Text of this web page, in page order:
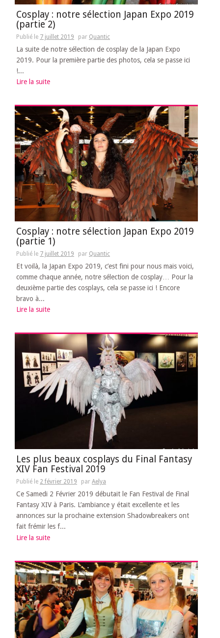
Cosplay : notre sélection Japan Expo 2019
(partie 2)
Publié le 7 juillet 2019 par Quantic
La suite de notre sélection de cosplay de la Japan Expo
2019. Pour la première partie des photos, cela se passe ici
!...
Lire la suite
Cosplay : notre sélection Japan Expo 2019
(partie 1)
Publié le 7 juillet 2019 par Quantic
Et voilà, la Japan Expo 2019, c’est fini pour nous mais voici,
comme chaque année, notre sélection de cosplay… Pour la
deuxième partie des cosplays, cela se passe ici ! Encore
bravo à...
Lire la suite
Les plus beaux cosplays du Final Fantasy
XIV Fan Festival 2019
Publié le 2 février 2019 par Aelya
Ce Samedi 2 Février 2019 débutait le Fan Festival de Final
Fantasy XIV à Paris. L’ambiance y était excellente et les
annonces sur la prochaine extension Shadowbreakers ont
fait frémir les f...
Lire la suite